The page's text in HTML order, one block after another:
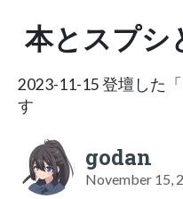
本とスプシ
2023-11-15 登壇した
す
godan
November 15,